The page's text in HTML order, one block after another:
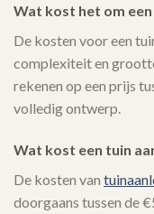
Wat kost het om
De kosten voor een
complexiteit en
rekenen op een prijs
volledig ontwerp.
Wat kost een tuin
De kosten van
doorgaans tussen de